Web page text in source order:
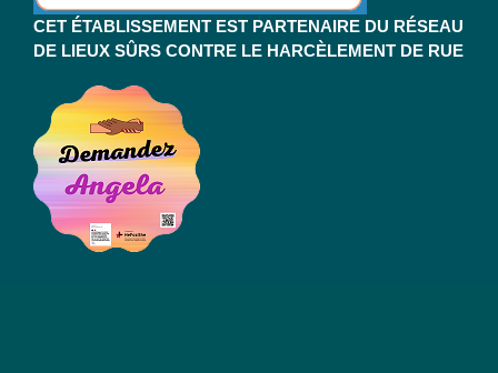
CET ÉTABLISSEMENT EST PARTENAIRE DU RÉSEAU
DE LIEUX SÛRS CONTRE LE HARCÈLEMENT DE RUE